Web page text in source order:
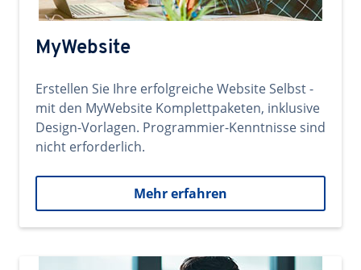
MyWebsite
Erstellen Sie Ihre erfolgreiche Website Selbst -
mit den MyWebsite Komplettpaketen, inklusive
Design-Vorlagen. Programmier-Kenntnisse sind
nicht erforderlich.
Mehr erfahren